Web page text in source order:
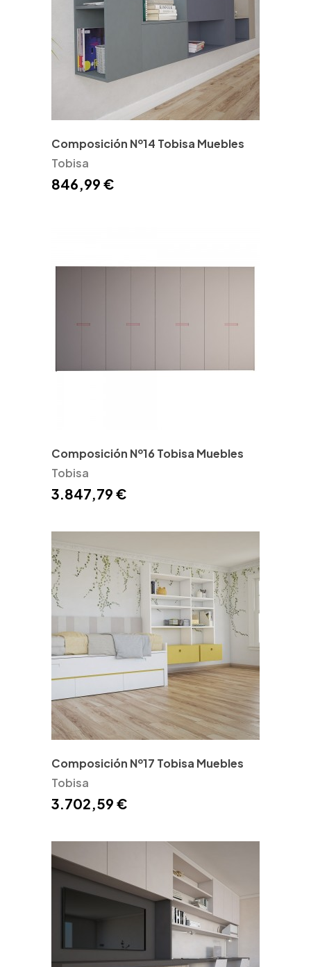
Composición Nº14 Tobisa Muebles
Tobisa
846,99 €
Composición Nº16 Tobisa Muebles
Tobisa
3.847,79 €
Composición Nº17 Tobisa Muebles
Tobisa
3.702,59 €